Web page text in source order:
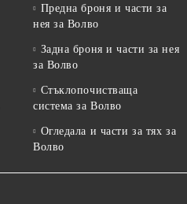
Предна броня и части за
нея за Волво
Задна броня и части за нея
за Волво
Стъклопочистваща
система за Волво
Огледала и части за тях за
Волво